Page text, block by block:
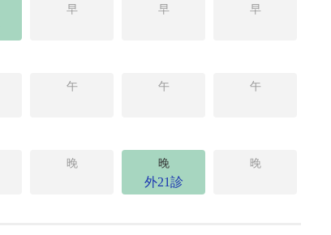
早 早 早
午 午 午
晚 晚
外21診
晚